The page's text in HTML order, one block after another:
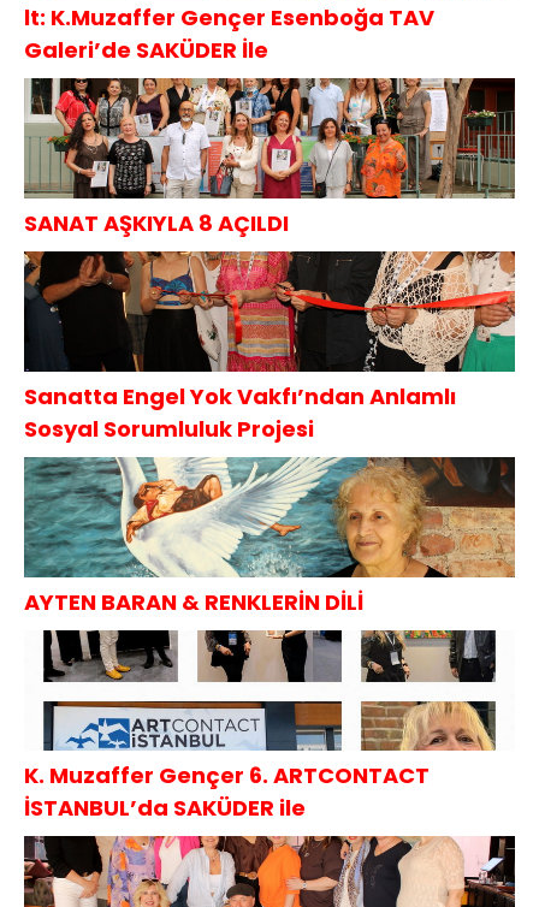
lt: K.Muzaffer Gençer Esenboğa TAV
Galeri’de SAKÜDER İle
SANAT AŞKIYLA 8 AÇILDI
Sanatta Engel Yok Vakfı’ndan Anlamlı
Sosyal Sorumluluk Projesi
AYTEN BARAN & RENKLERİN DİLİ
K. Muzaffer Gençer 6. ARTCONTACT
İSTANBUL’da SAKÜDER ile